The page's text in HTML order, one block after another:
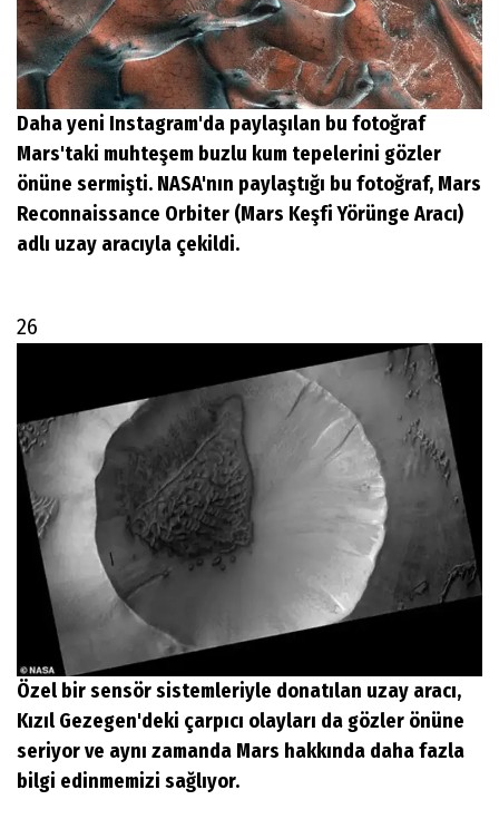
Daha yeni Instagram'da paylaşılan bu fotoğraf
Mars'taki muhteşem buzlu kum tepelerini gözler
önüne sermişti. NASA'nın paylaştığı bu fotoğraf, Mars
Reconnaissance Orbiter (Mars Keşfi Yörünge Aracı)
adlı uzay aracıyla çekildi.
26
Özel bir sensör sistemleriyle donatılan uzay aracı,
Kızıl Gezegen'deki çarpıcı olayları da gözler önüne
seriyor ve aynı zamanda Mars hakkında daha fazla
bilgi edinmemizi sağlıyor.